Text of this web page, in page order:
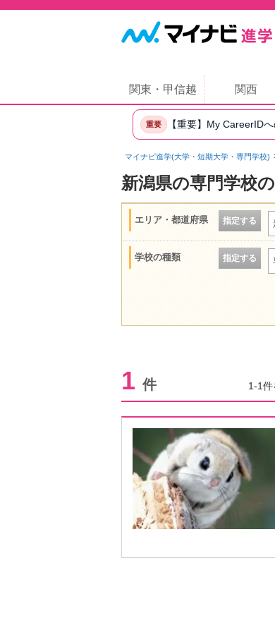
関東・甲信越 関西
重要 【重要】My CareerID
マイナビ進学(大学・短期大学・専門学校)
新潟県の専門学校
エリア・都道府県 指定する
学校の種類 指定する
1 件 1-1